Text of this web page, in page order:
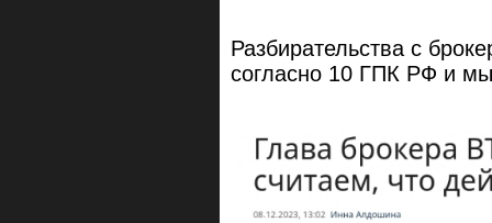
Разбирательства с
согласно 10 ГПК РФ и